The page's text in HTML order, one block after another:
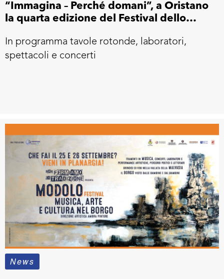
“Immagina – Perché domani”, a Oristano
la quarta edizione del Festival dello
In programma tavole rotonde, laboratori,
spettacoli e concerti
News